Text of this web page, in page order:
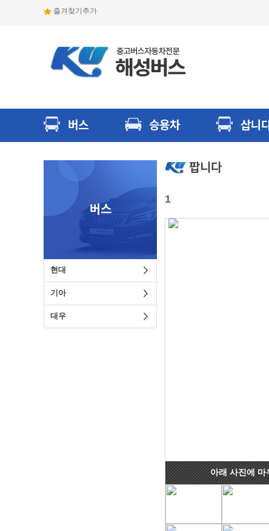
즐겨찾기추가
버스 승용차 삽니
버스
현대
기아
대우
팝니다
1
아래 사진에 마